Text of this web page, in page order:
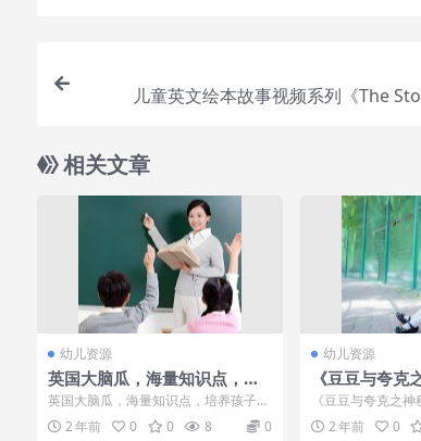
儿童英文绘本故事视频系列《The
相关文章
幼儿资源
英国大脑瓜，海量知识点，培
养孩子记忆力、专注力、观察
力的神器
英国大脑瓜，海量知识点，培养孩子记
忆力、专注力、观察力的神器[百度云
网盘] 英国...
2 年前 0 0 8 0
幼儿资源
《豆豆与夸克
2集下载
《豆豆与夸克之
载内容简介：阿米
外迫降到地球...
2 年前 0